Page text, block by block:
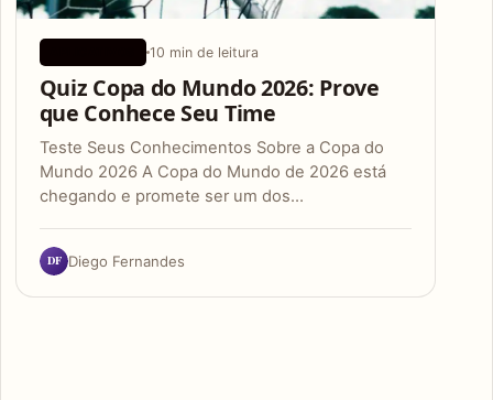
10 min de leitura
Quiz Copa do Mundo 2026: Prove
que Conhece Seu Time
Teste Seus Conhecimentos Sobre a Copa do
Mundo 2026 A Copa do Mundo de 2026 está
chegando e promete ser um dos…
DF Diego Fernandes